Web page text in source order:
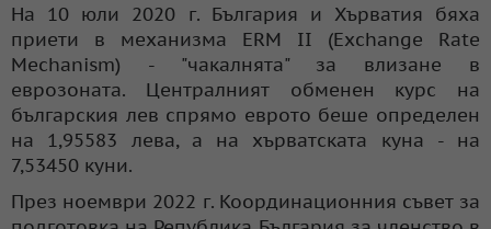
На 10 юли 2020 г. България и Хърватия бяха
приети в механизма ERM II (Exchange Rate
Mechanism) - "чакалнята" за влизане в
еврозоната. Централният обменен курс на
българския лев спрямо еврото беше определен
на 1,95583 лева, а на хърватската куна - на
7,53450 куни.
През ноември 2022 г. Координационния съвет за